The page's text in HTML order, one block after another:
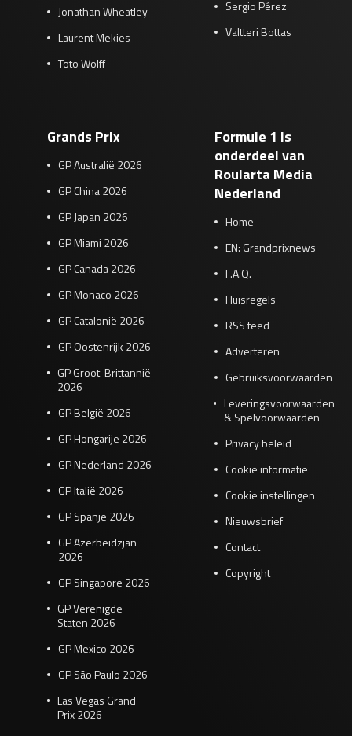
Jonathan Wheatley
Laurent Mekies
Toto Wolff
Sergio Pérez
Valtteri Bottas
Grands Prix
GP Australië 2026
GP China 2026
GP Japan 2026
GP Miami 2026
GP Canada 2026
GP Monaco 2026
GP Catalonië 2026
GP Oostenrijk 2026
GP Groot-Brittannië
2026
GP België 2026
GP Hongarije 2026
GP Nederland 2026
GP Italië 2026
GP Spanje 2026
GP Azerbeidzjan
2026
GP Singapore 2026
GP Verenigde
Staten 2026
GP Mexico 2026
GP São Paulo 2026
Las Vegas Grand
Prix 2026
Formule 1 is
onderdeel van
Roularta Media
Nederland
Home
EN: Grandprixnews
F.A.Q.
Huisregels
RSS feed
Adverteren
Gebruiksvoorwaarden
Leveringsvoorwaarden
& Spelvoorwaarden
Privacy beleid
Cookie informatie
Cookie instellingen
Nieuwsbrief
Contact
Copyright